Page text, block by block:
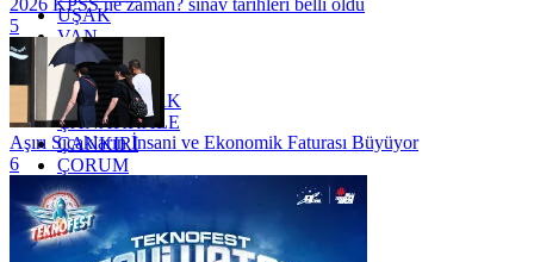
UŞAK
VAN
YALOVA
YOZGAT
ZONGULDAK
ÇANAKKALE
ÇANKIRI
ÇORUM
İSTANBUL
İZMİR
ŞANLIURFA
ŞIRNAK
5
Aşırı Sıcakların İnsani ve Ekonomik Faturası Büyüyor
6